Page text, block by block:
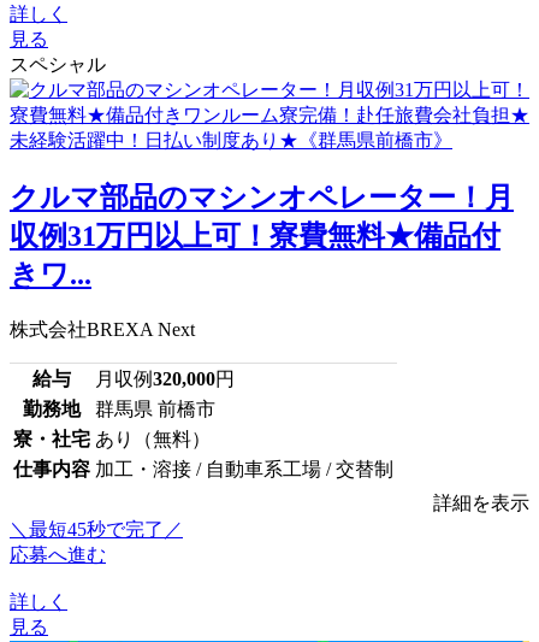
詳しく
見る
スペシャル
クルマ部品のマシンオペレーター！月
収例31万円以上可！寮費無料★備品付
きワ...
株式会社BREXA Next
給与 月収例320,000円
勤務地
群馬県 前橋市
寮・社宅 あり（無料）
仕事内容 加工・溶接 / 自動車系工場 / 交替制
詳細を表示
＼最短45秒で完了／
応募へ進む
詳しく
見る